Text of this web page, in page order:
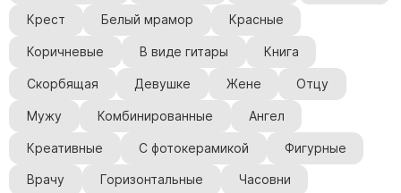
Крест Белый мрамор Красные
Коричневые В виде гитары Книга
Скорбящая Девушке Жене Отцу
Мужу Комбинированные Ангел
Креативные С фотокерамикой Фигурные
Врачу Горизонтальные Часовни